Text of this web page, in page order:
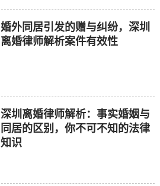
婚外同居引发的赠与纠纷，深圳
离婚律师解析案件有效性
深圳离婚律师解析：事实婚姻与
同居的区别，你不可不知的法律
知识